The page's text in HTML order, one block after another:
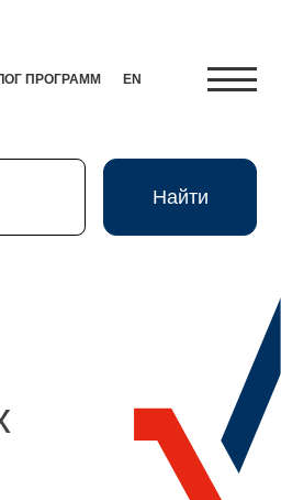
ПРОГРАММ EN
Найти